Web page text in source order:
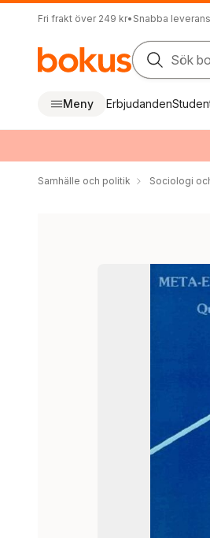
Fri frakt över 249 kr• Snabba
Sök
Meny Erbjudanden
Samhälle och politik Sociologi